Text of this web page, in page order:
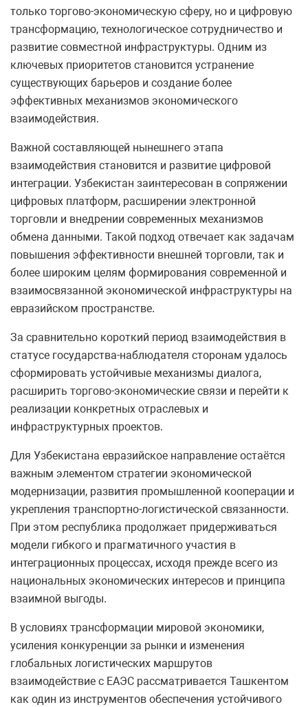
только торгово-экономическую сферу, но и цифровую
трансформацию, технологическое сотрудничество и
развитие совместной инфраструктуры. Одним из
ключевых приоритетов становится устранение
существующих барьеров и создание более
эффективных механизмов экономического
взаимодействия.
Важной составляющей нынешнего этапа
взаимодействия становится и развитие цифровой
интеграции. Узбекистан заинтересован в сопряжении
цифровых платформ, расширении электронной
торговли и внедрении современных механизмов
обмена данными. Такой подход отвечает как задачам
повышения эффективности внешней торговли, так и
более широким целям формирования современной и
взаимосвязанной экономической инфраструктуры на
евразийском пространстве.
За сравнительно короткий период взаимодействия в
статусе государства-наблюдателя сторонам удалось
сформировать устойчивые механизмы диалога,
расширить торгово-экономические связи и перейти к
реализации конкретных отраслевых и
инфраструктурных проектов.
Для Узбекистана евразийское направление остаётся
важным элементом стратегии экономической
модернизации, развития промышленной кооперации и
укрепления транспортно-логистической связанности.
При этом республика продолжает придерживаться
модели гибкого и прагматичного участия в
интеграционных процессах, исходя прежде всего из
национальных экономических интересов и принципа
взаимной выгоды.
В условиях трансформации мировой экономики,
усиления конкуренции за рынки и изменения
глобальных логистических маршрутов
взаимодействие с ЕАЭС рассматривается Ташкентом
как один из инструментов обеспечения устойчивого